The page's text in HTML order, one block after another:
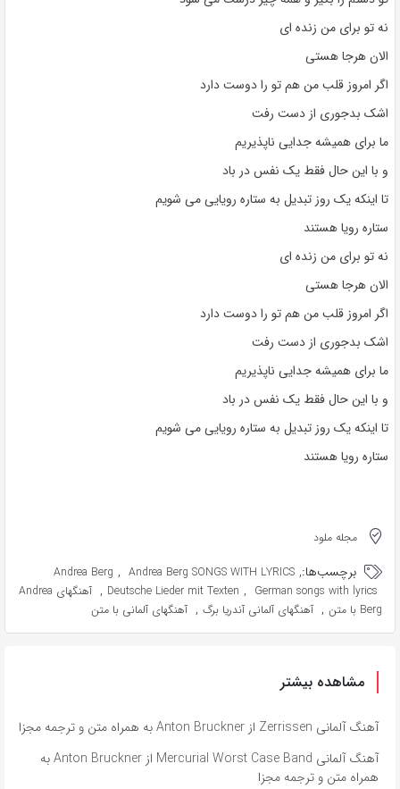
نه تو برای من زنده ای
الان هرجا هستی
اگر امروز قلب من هم تو را دوست دارد
اشک بدجوری از دست رفت
ما برای همیشه جدایی ناپذیریم
و با این حال فقط یک نفس در باد
تا اینکه یک روز تبدیل به ستاره رویایی می شویم
ستاره رویا هستند
نه تو برای من زنده ای
الان هرجا هستی
اگر امروز قلب من هم تو را دوست دارد
اشک بدجوری از دست رفت
ما برای همیشه جدایی ناپذیریم
و با این حال فقط یک نفس در باد
تا اینکه یک روز تبدیل به ستاره رویایی می شویم
ستاره رویا هستند
مجله ملود
برچسب‌ها: Andrea Berg , Andrea Berg SONGS WITH LYRICS ,
Deutsche Lieder mit Texten , German songs with lyrics
,
آهنگهای Andrea
Berg با متن
, آهنگهای آلمانی آندریا برگ , آهنگهای آلمانی با متن
مشاهده بیشتر
آهنگ آلمانی Zerrissen از Anton Bruckner به همراه متن و ترجمه مجزا
آهنگ آلمانی Mercurial Worst Case Band از Anton Bruckner به
همراه متن و ترجمه مجزا